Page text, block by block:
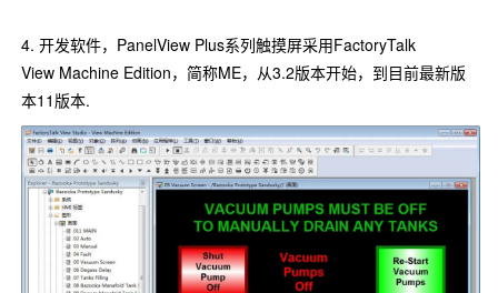
4. 开发软件，PanelView Plus系列触摸屏采用FactoryTalk
View Machine Edition，简称ME，从3.2版本开始，到目前最新版
本11版本.